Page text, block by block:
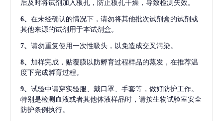
后及时将试剂加入板孔，防止板孔干燥，导致检测失效。
6、 在未经确认的情况下，请勿将其他批次试剂盒的试剂或
其他来源的试剂用于本试剂盒。
7、 请勿重复使用一次性吸头，以免造成交叉污染。
8、 加样完成，贴覆膜以防孵育过程样品的蒸发，在推荐温
度下完成孵育过程。
9、 试验中请穿实验服、戴口罩、手套等，做好防护工作。
特别是检测血液或者其他体液样品时，请按生物试验室安全
防护条例执行。